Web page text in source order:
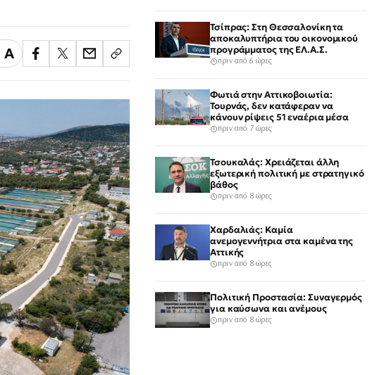
Α
Τσίπρας: Στη Θεσσαλονίκη τα
αποκαλυπτήρια του οικονομικού
προγράμματος της ΕΛ.Α.Σ.
πριν από 6 ώρες
Φωτιά στην Αττικοβοιωτία:
Τουρνάς, δεν κατάφεραν να
κάνουν ρίψεις 51 εναέρια μέσα
πριν από 7 ώρες
Τσουκαλάς: Χρειάζεται άλλη
εξωτερική πολιτική με στρατηγικό
βάθος
πριν από 8 ώρες
Χαρδαλιάς: Καμία
ανεμογεννήτρια στα καμένα της
Αττικής
πριν από 8 ώρες
Πολιτική Προστασία: Συναγερμός
για καύσωνα και ανέμους
πριν από 8 ώρες